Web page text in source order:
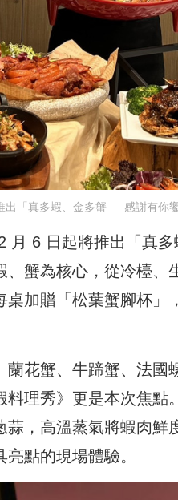
出「真多蝦、金多蟹 — 感謝有你
月 6 日起將推出「真
蟹為核心，從冷檯、
桌加贈「松葉蟹腳杯」
花蟹、牛蹄蟹、法國
理秀》更是本次焦點
，高溫蒸氣將蝦肉鮮
點的現場體驗。